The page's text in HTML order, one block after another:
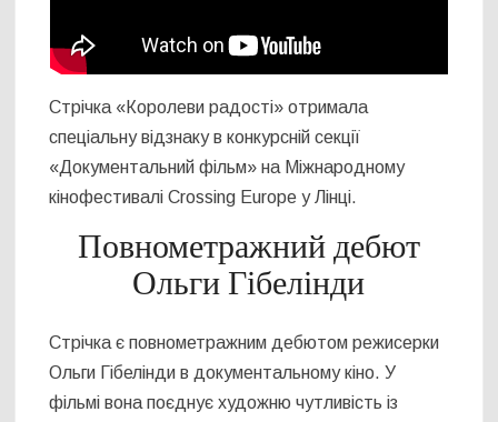
Стрічка «Королеви радості» отримала
спеціальну відзнаку в конкурсній секції
«Документальний фільм» на Міжнародному
кінофестивалі Crossing Europe у Лінці.
Повнометражний дебют
Ольги Гібелінди
Стрічка є повнометражним дебютом режисерки
Ольги Гібелінди в документальному кіно. У
фільмі вона поєднує художню чутливість із